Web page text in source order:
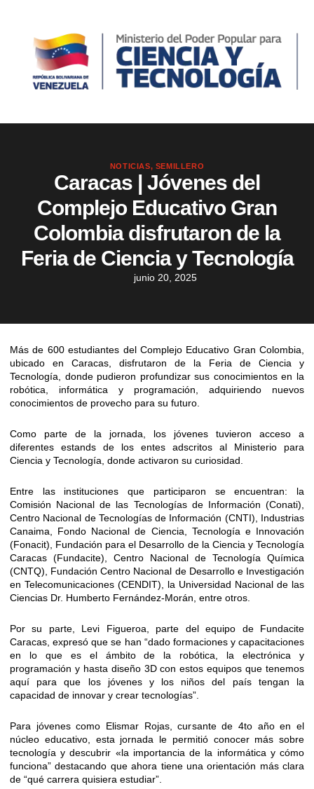
NOTICIAS, SEMILLERO
Caracas | Jóvenes del
Complejo Educativo Gran
Colombia disfrutaron de la
Feria de Ciencia y Tecnología
junio 20, 2025
Más de 600 estudiantes del Complejo Educativo Gran Colombia,
ubicado en Caracas, disfrutaron de la Feria de Ciencia y
Tecnología, donde pudieron profundizar sus conocimientos en la
robótica, informática y programación, adquiriendo nuevos
conocimientos de provecho para su futuro.
Como parte de la jornada, los jóvenes tuvieron acceso a
diferentes estands de los entes adscritos al Ministerio para
Ciencia y Tecnología, donde activaron su curiosidad.
Entre las instituciones que participaron se encuentran: la
Comisión Nacional de las Tecnologías de Información (Conati),
Centro Nacional de Tecnologías de Información (CNTI), Industrias
Canaima, Fondo Nacional de Ciencia, Tecnología e Innovación
(Fonacit), Fundación para el Desarrollo de la Ciencia y Tecnología
Caracas (Fundacite), Centro Nacional de Tecnología Química
(CNTQ), Fundación Centro Nacional de Desarrollo e Investigación
en Telecomunicaciones (CENDIT), la Universidad Nacional de las
Ciencias Dr. Humberto Fernández-Morán, entre otros.
Por su parte, Levi Figueroa, parte del equipo de Fundacite
Caracas, expresó que se han “dado formaciones y capacitaciones
en lo que es el ámbito de la robótica, la electrónica y
programación y hasta diseño 3D con estos equipos que tenemos
aquí para que los jóvenes y los niños del país tengan la
capacidad de innovar y crear tecnologías”.
Para jóvenes como Elismar Rojas, cursante de 4to año en el
núcleo educativo, esta jornada le permitió conocer más sobre
tecnología y descubrir «la importancia de la informática y cómo
funciona” destacando que ahora tiene una orientación más clara
de “qué carrera quisiera estudiar”.